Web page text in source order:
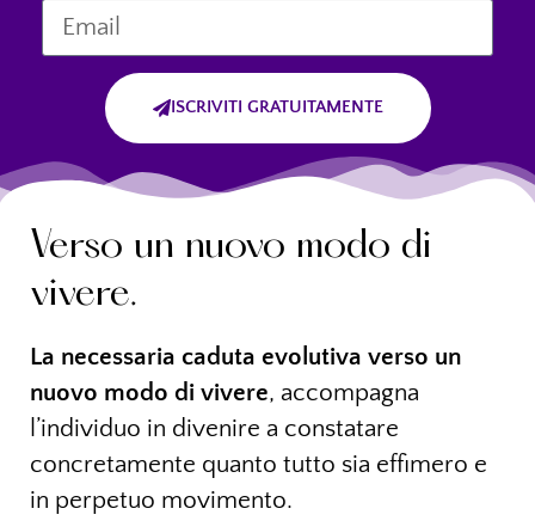
ISCRIVITI GRATUITAMENTE
Verso un nuovo modo di
vivere.
La necessaria caduta evolutiva verso un
nuovo modo di vivere, accompagna
l’individuo in divenire a constatare
concretamente quanto tutto sia effimero e
in perpetuo movimento.